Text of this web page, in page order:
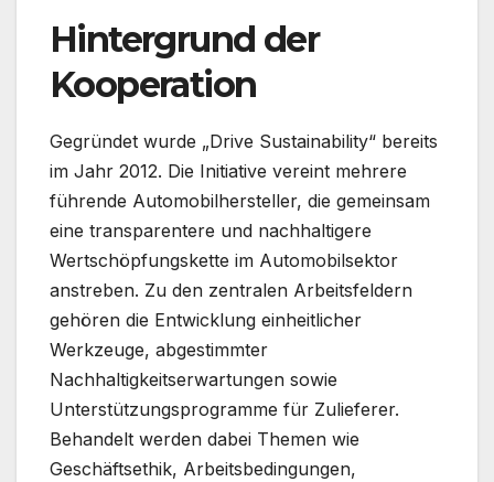
Hintergrund der
Kooperation
Gegründet wurde „Drive Sustainability“ bereits
im Jahr 2012. Die Initiative vereint mehrere
führende Automobilhersteller, die gemeinsam
eine transparentere und nachhaltigere
Wertschöpfungskette im Automobilsektor
anstreben. Zu den zentralen Arbeitsfeldern
gehören die Entwicklung einheitlicher
Werkzeuge, abgestimmter
Nachhaltigkeitserwartungen sowie
Unterstützungsprogramme für Zulieferer.
Behandelt werden dabei Themen wie
Geschäftsethik, Arbeitsbedingungen,